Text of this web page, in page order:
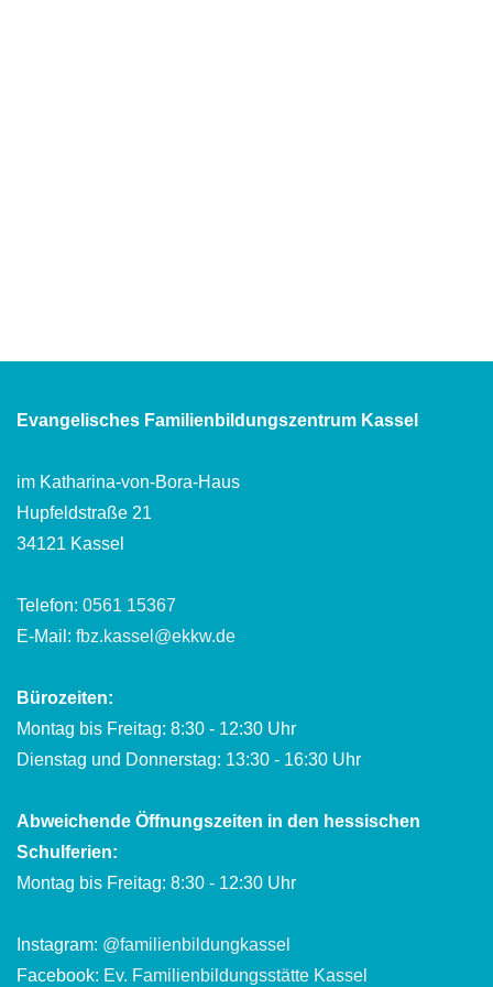
Evangelisches Familienbildungszentrum Kassel
im Katharina-von-Bora-Haus
Hupfeldstraße 21
34121 Kassel
Telefon: 0561 15367
E-Mail: fbz.kassel@ekkw.de
Bürozeiten:
Montag bis Freitag: 8:30 - 12:30 Uhr
Dienstag und Donnerstag: 13:30 - 16:30 Uhr
Abweichende Öffnungszeiten in den hessischen
Schulferien:
Montag bis Freitag: 8:30 - 12:30 Uhr
Instagram: @familienbildungkassel
Facebook: Ev. Familienbildungsstätte Kassel